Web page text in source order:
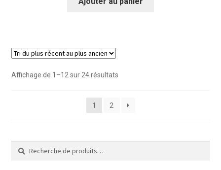
Affichage de 1–12 sur 24 résultatsTrié
récent
ancien
1 2
Recherche
pour :
Recherche